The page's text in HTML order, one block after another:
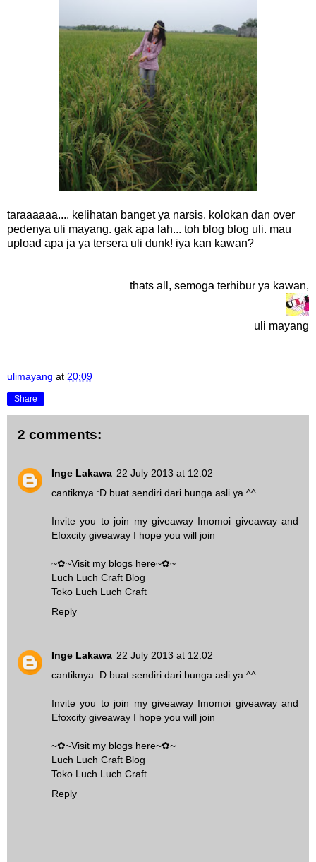
taraaaaaa.... kelihatan banget ya narsis, kolokan dan over
pedenya uli mayang. gak apa lah... toh blog blog uli. mau
upload apa ja ya tersera uli dunk! iya kan kawan?
thats all, semoga terhibur ya kawan,
uli mayang
ulimayang at 20:09
Share
2 comments:
Inge Lakawa 22 July 2013 at 12:02
cantiknya :D buat sendiri dari bunga asli ya ^^
Invite you to join my giveaway Imomoi giveawayand
Efoxcity giveaway I hope you will join
~✿~Visit my blogs here~✿~
Luch Luch Craft Blog
Toko Luch Luch Craft
Reply
Inge Lakawa 22 July 2013 at 12:02
cantiknya :D buat sendiri dari bunga asli ya ^^
Invite you to join my giveaway Imomoi giveawayand
Efoxcity giveaway I hope you will join
~✿~Visit my blogs here~✿~
Luch Luch Craft Blog
Toko Luch Luch Craft
Reply